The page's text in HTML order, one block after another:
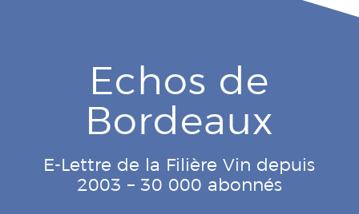
Echos de
Bordeaux
E-Lettre de la Filière Vin depuis
2003 – 30 000 abonnés